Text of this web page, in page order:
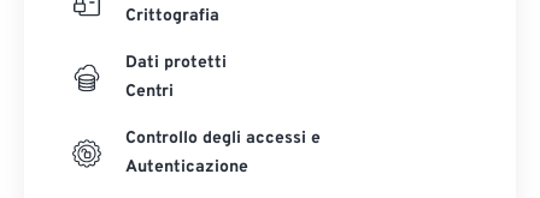
Crittografia
Dati protetti
Centri
Controllo degli accessi e
Autenticazione